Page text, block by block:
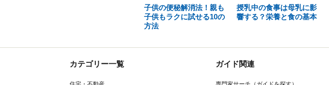
子供の便秘解消法！親も
子供もラクに試せる10の
方法
授乳中の食事は母乳に影
響する？栄養と食の基本
カテゴリー一覧 ガイド関連